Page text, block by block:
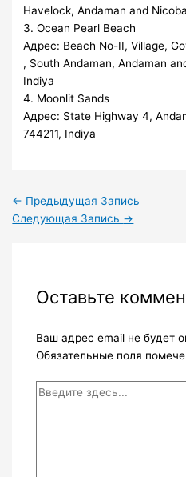
Havelock, Andaman and
3. Ocean Pearl Beach
Адрес: Beach No-II, Village,
, South Andaman, Andaman
Іndіya
4. Moonlit Sands
Адрес: State Highway 4,
744211, Іndіya
← Предыдущая Запись
Следующая Запись →
Оставьте
Ваш адрес email не будет
Обязательные поля
Введите